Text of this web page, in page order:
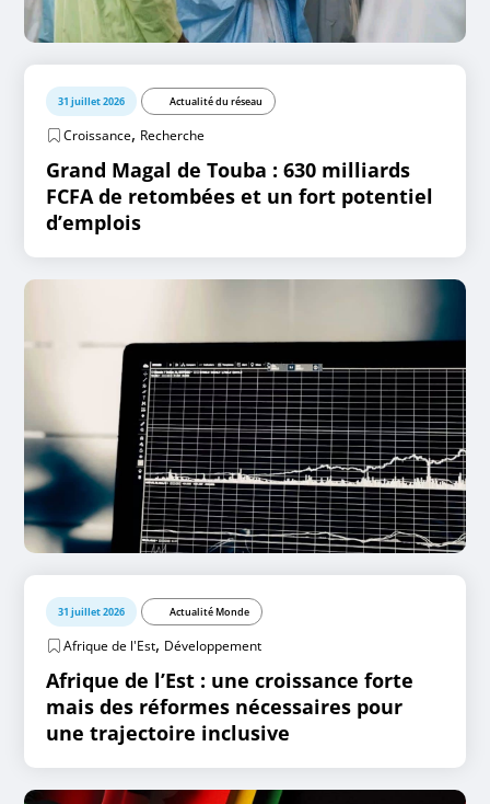
31 juillet 2026 Actualité du réseau
Croissance, Recherche
Grand Magal de Touba : 630 milliards
FCFA de retombées et un fort potentiel
d’emplois
31 juillet 2026 Actualité Monde
Afrique de l'Est, Développement
Afrique de l’Est : une croissance forte
mais des réformes nécessaires pour
une trajectoire inclusive